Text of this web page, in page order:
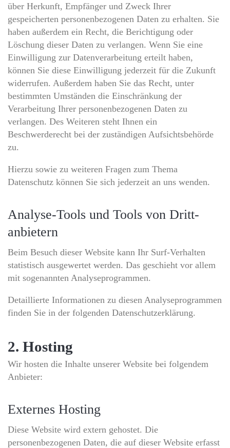
über Herkunft, Empfänger und Zweck Ihrer
gespeicherten personenbezogenen Daten zu erhalten. Sie
haben außerdem ein Recht, die Berichtigung oder
Löschung dieser Daten zu verlangen. Wenn Sie eine
Einwilligung zur Datenverarbeitung erteilt haben,
können Sie diese Einwilligung jederzeit für die Zukunft
widerrufen. Außerdem haben Sie das Recht, unter
bestimmten Umständen die Einschränkung der
Verarbeitung Ihrer personenbezogenen Daten zu
verlangen. Des Weiteren steht Ihnen ein
Beschwerderecht bei der zuständigen Aufsichtsbehörde
zu.
Hierzu sowie zu weiteren Fragen zum Thema
Datenschutz können Sie sich jederzeit an uns wenden.
Analyse-Tools und Tools von Dritt­
anbietern
Beim Besuch dieser Website kann Ihr Surf-Verhalten
statistisch ausgewertet werden. Das geschieht vor allem
mit sogenannten Analyseprogrammen.
Detaillierte Informationen zu diesen Analyseprogrammen
finden Sie in der folgenden Datenschutzerklärung.
2. Hosting
Wir hosten die Inhalte unserer Website bei folgendem
Anbieter:
Externes Hosting
Diese Website wird extern gehostet. Die
personenbezogenen Daten, die auf dieser Website erfasst